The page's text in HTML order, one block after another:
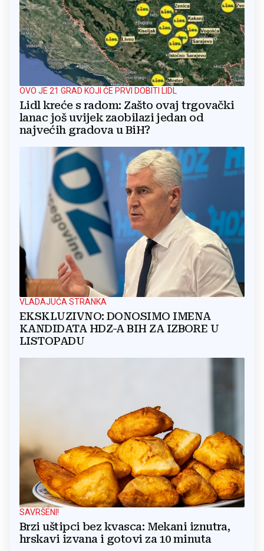
OVO JE 21 GRAD KOJI ĆE PRVI DOBITI LIDL
Lidl kreće s radom: Zašto ovaj trgovački
lanac još uvijek zaobilazi jedan od
najvećih gradova u BiH?
VLADAJUĆA STRANKA
EKSKLUZIVNO: DONOSIMO IMENA
KANDIDATA HDZ-A BIH ZA IZBORE U
LISTOPADU
SAVRŠENI!
Brzi uštipci bez kvasca: Mekani iznutra,
hrskavi izvana i gotovi za 10 minuta